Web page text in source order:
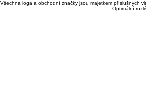
Všechna loga a obchodní značky jsou majetkem příslušných
Optimální